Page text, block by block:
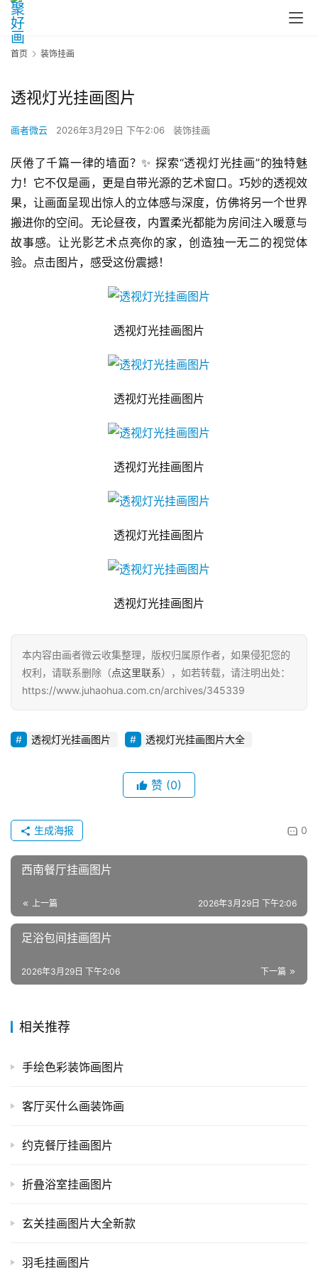
首页 装饰挂画
透视灯光挂画图片
画者微云 2026年3月29日 下午2:06 装饰挂画
厌倦了千篇一律的墙面？✨ 探索“透视灯光挂画”的独特魅
力！它不仅是画，更是自带光源的艺术窗口。巧妙的透视效
果，让画面呈现出惊人的立体感与深度，仿佛将另一个世界
搬进你的空间。无论昼夜，内置柔光都能为房间注入暖意与
故事感。让光影艺术点亮你的家，创造独一无二的视觉体
验。点击图片，感受这份震撼！
透视灯光挂画图片
透视灯光挂画图片
透视灯光挂画图片
透视灯光挂画图片
透视灯光挂画图片
本内容由画者微云收集整理，版权归属原作者，如果侵犯您的
权利，请联系删除（点这里联系），如若转载，请注明出处：
https://www.juhaohua.com.cn/archives/345339
透视灯光挂画图片 透视灯光挂画图片大全
赞 (0)
0
生成海报
西南餐厅挂画图片
上一篇 2026年3月29日 下午2:06
足浴包间挂画图片
下一篇
2026年3月29日 下午2:06
相关推荐
手绘色彩装饰画图片
客厅买什么画装饰画
约克餐厅挂画图片
折叠浴室挂画图片
玄关挂画图片大全新款
羽毛挂画图片